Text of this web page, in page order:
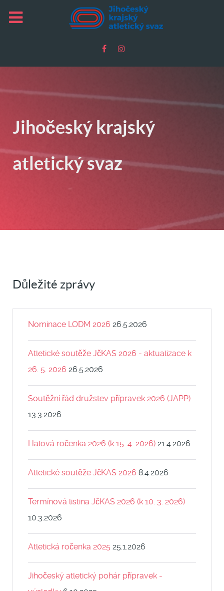
Jihočeský krajský
atletický svaz
Důležité zprávy
Nominace LODM 2026 26.5.2026
Atletické soutěže JčKAS 2026 - aktualizace k
26. 5. 2026 26.5.2026
Soutěžní řád družstev přípravek 2026 (JAPP)
13.3.2026
Halová ročenka 2026 (k 15. 4. 2026) 21.4.2026
Atletické soutěže JčKAS 2026 8.4.2026
Termínová listina JčKAS 2026 (k 10. 3. 2026)
10.3.2026
Atletická ročenka 2025 25.1.2026
Jihočeský atletický pohár přípravek -